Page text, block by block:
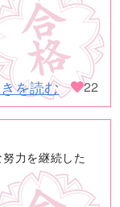
を読む 22
力を継続した